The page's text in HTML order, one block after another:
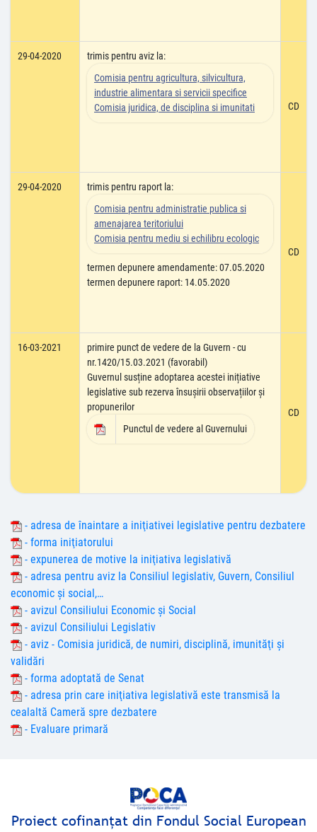
29-04-2020
trimis pentru aviz la:
Comisia pentru agricultura, silvicultura,
industrie alimentara si servicii specifice
Comisia juridica, de disciplina si imunitati
CD
29-04-2020
trimis pentru raport la:
Comisia pentru administratie publica si
amenajarea teritoriului
Comisia pentru mediu si echilibru ecologic
termen depunere amendamente: 07.05.2020
termen depunere raport: 14.05.2020
CD
16-03-2021
primire punct de vedere de la Guvern - cu
nr.1420/15.03.2021 (favorabil)
Guvernul susține adoptarea acestei inițiative
legislative sub rezerva însușirii observațiilor și
propunerilor
Punctul de vedere al Guvernului
CD
- adresa de înaintare a iniţiativei legislative pentru dezbatere
- forma iniţiatorului
- expunerea de motive la iniţiativa legislativă
- adresa pentru aviz la Consiliul legislativ, Guvern, Consiliul
economic şi social,…
- avizul Consiliului Economic şi Social
- avizul Consiliului Legislativ
- aviz - Comisia juridică, de numiri, disciplină, imunităţi şi
validări
- forma adoptată de Senat
- adresa prin care iniţiativa legislativă este transmisă la
cealaltă Cameră spre dezbatere
- Evaluare primară
Proiect cofinanţat din Fondul Social European